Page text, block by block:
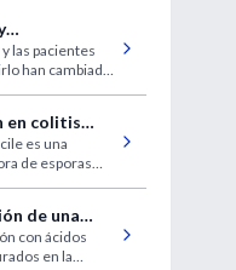
de la
las pacientes
han cambiado
en colitis
es una
de esporas
amplio espectro.
de una
con ácidos
con ácidos
en la